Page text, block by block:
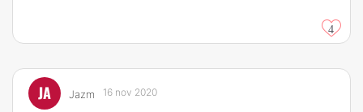
4
JA Jazm 16 nov 2020